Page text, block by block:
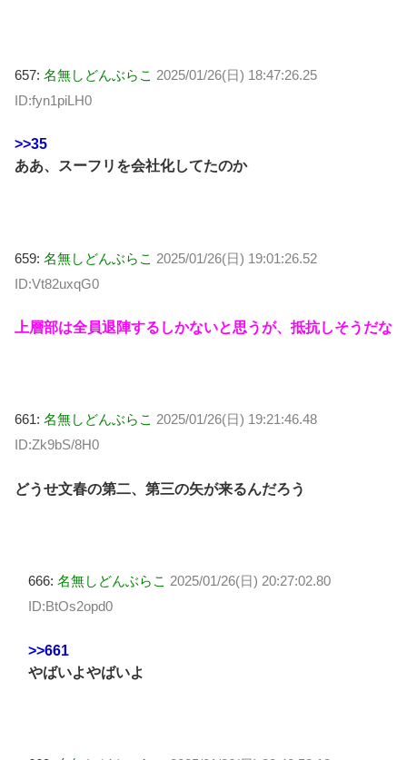
657: 名無しどんぶらこ 2025/01/26(日) 18:47:26.25
ID:fyn1piLH0
>>35
ああ、スーフリを会社化してたのか
659: 名無しどんぶらこ 2025/01/26(日) 19:01:26.52
ID:Vt82uxqG0
上層部は全員退陣するしかないと思うが、抵抗しそうだな
661: 名無しどんぶらこ 2025/01/26(日) 19:21:46.48
ID:Zk9bS/8H0
どうせ文春の第二、第三の矢が来るんだろう
666: 名無しどんぶらこ 2025/01/26(日) 20:27:02.80
ID:BtOs2opd0
>>661
やばいよやばいよ